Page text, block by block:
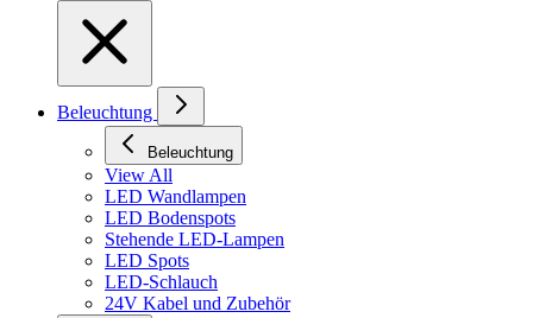
Beleuchtung
Beleuchtung
View All
LED Wandlampen
LED Bodenspots
Stehende LED-Lampen
LED Spots
LED-Schlauch
24V Kabel und Zubehör